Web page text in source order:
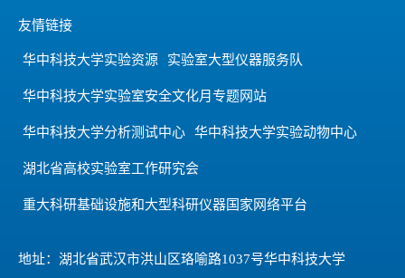
友情链接
华中科技大学实验资源 实验室大型仪器服务队
华中科技大学实验室安全文化月专题网站
华中科技大学分析测试中心 华中科技大学实验动物中心
湖北省高校实验室工作研究会
重大科研基础设施和大型科研仪器国家网络平台
地址：湖北省武汉市洪山区珞喻路1037号华中科技大学